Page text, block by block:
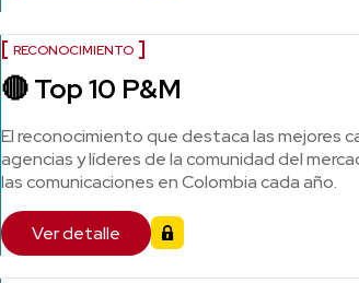
RECONOCIMIENTO
🔴 Top 10 P&M
El reconocimiento que destaca las mejores
agencias y líderes de la comunidad del
las comunicaciones en Colombia cada año.
Ver detalle